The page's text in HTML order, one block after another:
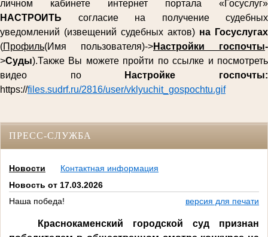
личном кабинете интернет портала «Госуслуг»
НАСТРОИТЬ согласие на получение судебных
уведомлений (извещений судебных актов) на Госуслугах
(Профиль(Имя пользователя)->Настройки госпочты-
>Суды).Также Вы можете пройти по ссылке и посмотреть
видео по
Настройке госпочты:
https://files.sudrf.ru/2816/user/vklyuchit_gospochtu.gif
ПРЕСС-СЛУЖБА
Новости
Контактная информация
Новость от 17.03.2026
Наша победа!
версия для печати
Краснокаменский городской суд признан